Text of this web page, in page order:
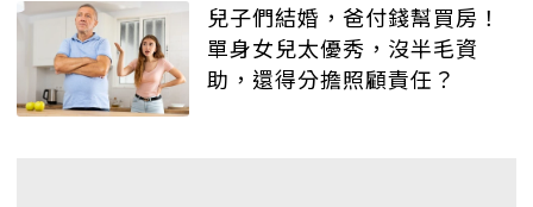
兒子們結婚，爸付錢幫買房！
單身女兒太優秀，沒半毛資
助，還得分擔照顧責任？